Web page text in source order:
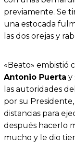
previamente. Se
una estocada
las dos orejas y
«Beato» embistió
Antonio Puerta y
las autoridades
por su Presidente,
distancias para
después hacerlo
mucho y le dio